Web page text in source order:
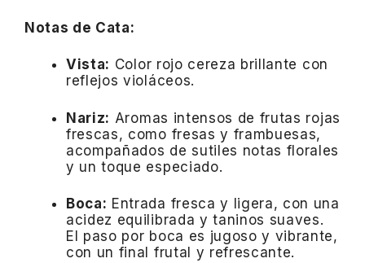
Notas de Cata:
Vista: Color rojo cereza brillante con
reflejos violáceos.
Nariz: Aromas intensos de frutas rojas
frescas, como fresas y frambuesas,
acompañados de sutiles notas florales
y un toque especiado.
Boca: Entrada fresca y ligera, con una
acidez equilibrada y taninos suaves.
El paso por boca es jugoso y vibrante,
con un final frutal y refrescante.